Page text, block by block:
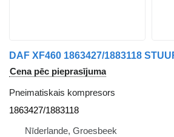
Cena pēc pieprasījuma
Pneimatiskais kompresors
1863427/1883118
Nīderlande, Groesbeek